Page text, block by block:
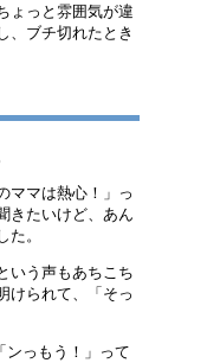
ょっと雰囲気が違
、ブチ切れたとき
ママは熱心！」っ
きたいけど、あん
。
いう声もあちこち
けられて、「そっ
ンっもう！」って